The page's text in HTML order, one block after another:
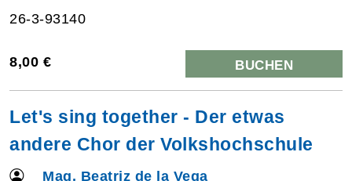
26-3-93140
8,00 € BUCHEN
Let's sing together - Der etwas
andere Chor der Volkshochschule
Mag. Beatriz de la Vega